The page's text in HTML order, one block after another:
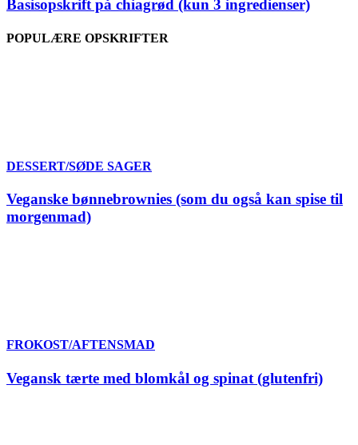
Basisopskrift på chiagrød (kun 3 ingredienser)
POPULÆRE OPSKRIFTER
DESSERT/SØDE SAGER
Veganske bønnebrownies (som du også kan spise til
morgenmad)
FROKOST/AFTENSMAD
Vegansk tærte med blomkål og spinat (glutenfri)